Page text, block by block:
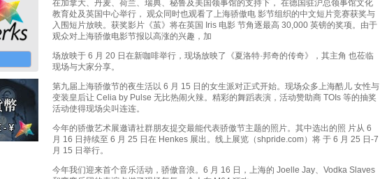
在加拿大、丹麦、荷兰、瑞典、秘鲁及美国领事馆的支持下， 在德国驻沪总领事馆文化
教育处及英国中心举行， 观众同时也观看了上海骄傲电 影节组织的中文短片竞赛获奖与
入围短片放映。获奖影片《茧》将在英国 Iris 电影 节角逐最高 30,000 英镑的奖项。由于
观众对上海骄傲电影节报以高涨的兴趣，加
场放映于 6 月 20 日在新咖啡举行，现场放映了《夏洛特·邦奇的传奇》，其主角 也莅临
现场与大家分享。
第九届上海骄傲节的夜生活以 6 月 15 日的女生派对正式开始。现场众多上海酷儿 女性与
变装皇后让 Celia by Pulse 无比热闹火辣。精彩的舞蹈表演，活动赞助商 TOIs 等的抽奖
活动使得现场尖叫连连。
今年的骄傲艺术展邀请社群朋友提交最能代表骄傲节主题的照片。其中选出的照 片从 6
月 16 日持续至 6 月 25 日在 Henkes 展出。线上展览（shpride.com）将 于 6 月 25 日-7
月 15 日举行。
今年我们迎来首个音乐活动，骄傲音浪。6 月 16 日，上海的 Joelle Jay、Vodka Slaves